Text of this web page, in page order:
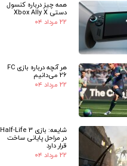
همه چیز درباره کنسول
دستی Xbox Ally X
۲۲ مرداد ۰۴
هر آنچه درباره بازی FC
26 می‌دانیم
۲۲ مرداد ۰۴
شایعه: بازی Half-Life 3
در مراحل پایانی ساخت
قرار دارد
۲۲ مرداد ۰۴